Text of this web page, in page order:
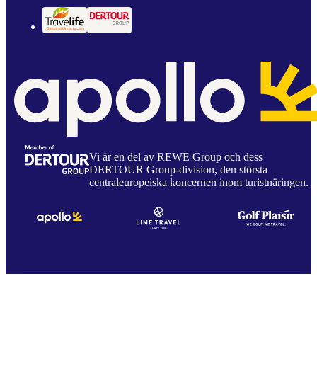
Vi är en del av REWE Group och dess
DERTOUR Group-division, den största
centraleuropeiska koncernen inom turistnäringen.